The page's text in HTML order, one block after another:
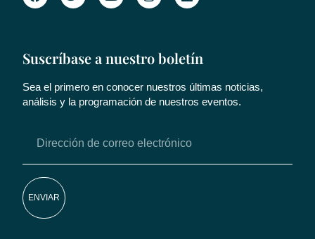
Suscríbase a nuestro boletín
Sea el primero en conocer nuestros últimas noticias,
análisis y la programación de nuestros eventos.
ENVIAR